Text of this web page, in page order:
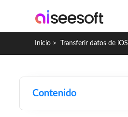
Inicio > Transferir datos de iOS
Contenido